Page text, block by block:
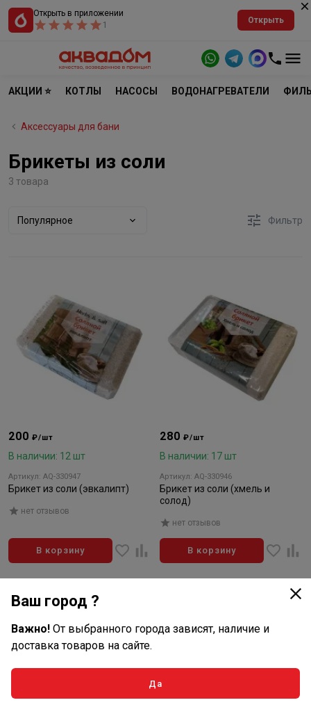
Открыть в приложении
1
Открыть
АКЦИИ ⭐ КОТЛЫ НАСОСЫ ВОДОНАГРЕВАТЕЛИ
Аксессуары для бани
Брикеты из соли
3 товара
Популярное Фильтр
200₽/шт
В наличии: 12 шт
Артикул: AQ-330947
Брикет из соли (эвкалипт)
нет отзывов
В корзину
280₽/шт
В наличии: 17 шт
Артикул: AQ-330946
Брикет из соли (хмель и
солод)
нет отзывов
В корзину
Ваш город ?
Важно! От выбранного города зависят, наличие и
доставка товаров на сайте.
Да